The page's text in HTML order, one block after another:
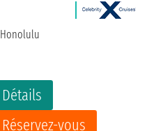
Détails
Réservez-vous
Honolulu